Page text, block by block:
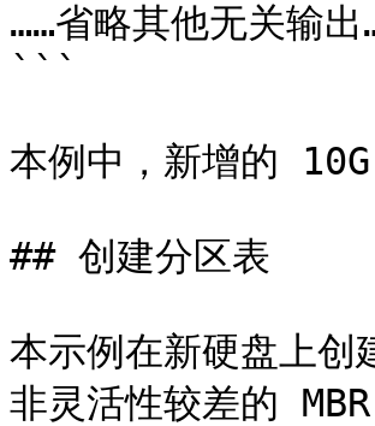
……省略其他无关输出
```
本例中，新增的
## 创建分区表
本示例在新硬盘上
非灵活性较差的 MBR